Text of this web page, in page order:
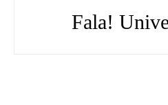
Fala!